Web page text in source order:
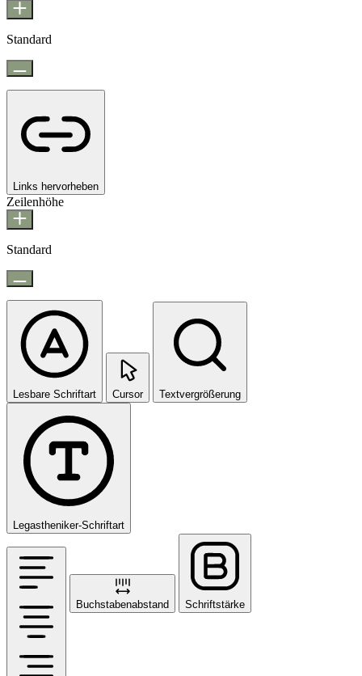
Standard
Links hervorheben
Zeilenhöhe
Standard
Lesbare Schriftart Cursor Textvergrößerung
Legastheniker-Schriftart
Buchstabenabstand Schriftstärke